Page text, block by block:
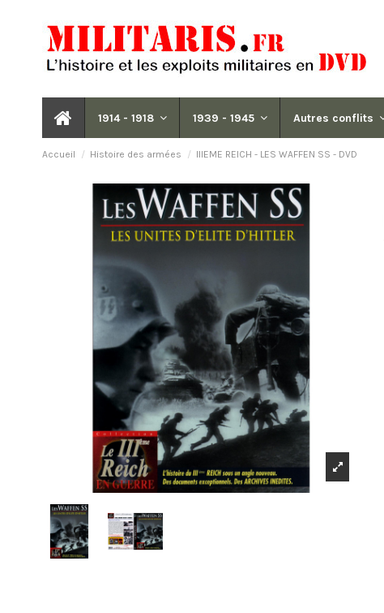
1914 - 1918 1939 - 1945 Autres conflits
Accueil Histoire des armées IIIEME REICH - LES WAFFEN SS - DVD